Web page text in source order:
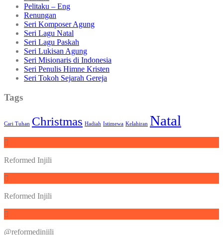
Pelitaku – Eng
Renungan
Seri Komposer Agung
Seri Lagu Natal
Seri Lagu Paskah
Seri Lukisan Agung
Seri Misionaris di Indonesia
Seri Penulis Himne Kristen
Seri Tokoh Sejarah Gereja
Tags
Cari Tuhan Christmas Hadiah Istimewa Kelahiran Natal
Reformed Injili
Reformed Injili
@reformedinjili